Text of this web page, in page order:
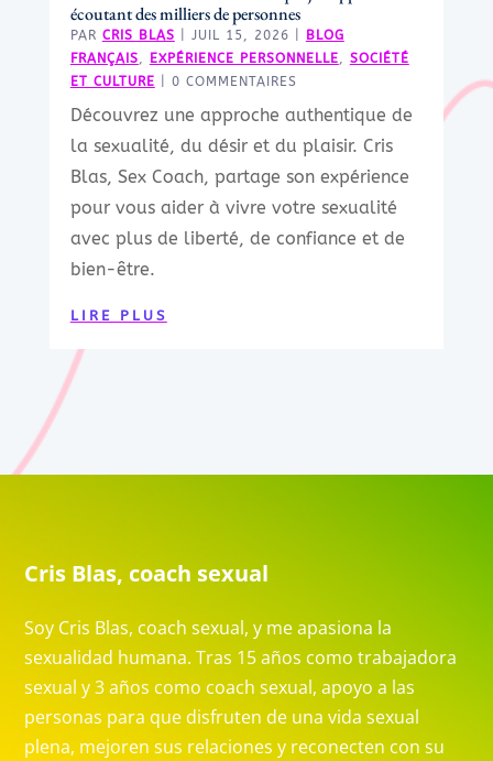
écoutant des milliers de personnes
PAR CRIS BLAS JUIL 15, 2026
BLOG
FRANÇAIS, EXPÉRIENCE PERSONNELLE, SOCIÉTÉ
ET CULTURE | 0 COMMENTAIRES
Découvrez une approche authentique de
la sexualité, du désir et du plaisir. Cris
Blas, Sex Coach, partage son expérience
pour vous aider à vivre votre sexualité
avec plus de liberté, de confiance et de
bien-être.
LIRE PLUS
Cris Blas, coach sexual
Soy Cris Blas, coach sexual, y me apasiona la
sexualidad humana. Tras 15 años como trabajadora
sexual y 3 años como coach sexual, apoyo a las
personas para que disfruten de una vida sexual
plena, mejoren sus relaciones y reconecten con su